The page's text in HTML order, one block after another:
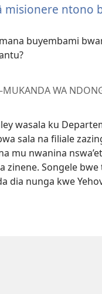
misionere ntono
buyembami
WA
wasala ku
sala na filiale
mu nwanina
zinene. Songele
dia nunga kwe